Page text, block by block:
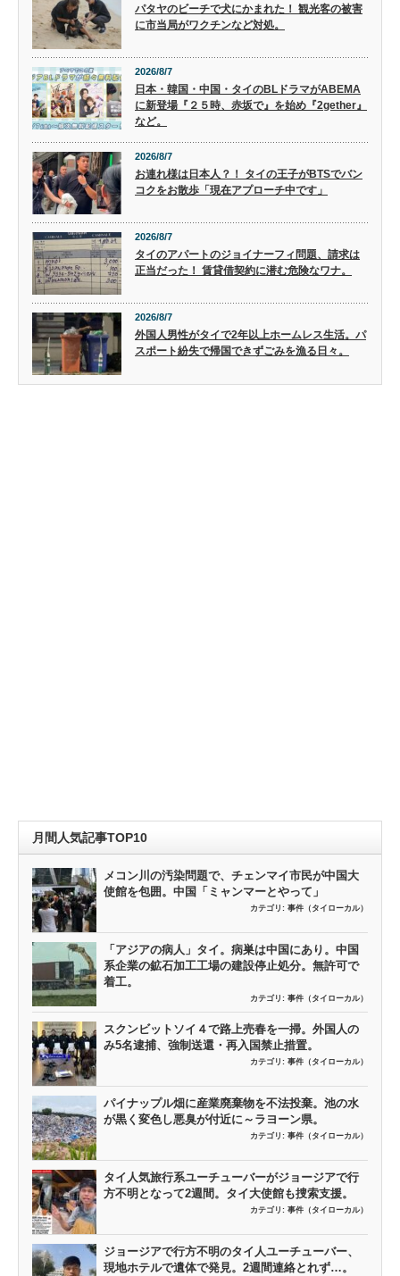
パタヤのビーチで犬にかまれた！ 観光客の被害
に市当局がワクチンなど対処。
2026/8/7
日本・韓国・中国・タイのBLドラマがABEMA
に新登場『２５時、赤坂で』を始め『2gether』
など。
2026/8/7
お連れ様は日本人？！ タイの王子がBTSでバン
コクをお散歩「現在アプローチ中です」
2026/8/7
タイのアパートのジョイナーフィ問題、請求は
正当だった！ 賃貸借契約に潜む危険なワナ。
2026/8/7
外国人男性がタイで2年以上ホームレス生活。パ
スポート紛失で帰国できずごみを漁る日々。
月間人気記事TOP10
メコン川の汚染問題で、チェンマイ市民が中国大
使館を包囲。中国「ミャンマーとやって」
カテゴリ: 事件（タイローカル）
「アジアの病人」タイ。病巣は中国にあり。中国
系企業の鉱石加工工場の建設停止処分。無許可で
着工。
カテゴリ: 事件（タイローカル）
スクンビットソイ４で路上売春を一掃。外国人の
み5名逮捕、強制送還・再入国禁止措置。
カテゴリ: 事件（タイローカル）
パイナップル畑に産業廃棄物を不法投棄。池の水
が黒く変色し悪臭が付近に～ラヨーン県。
カテゴリ: 事件（タイローカル）
タイ人気旅行系ユーチューバーがジョージアで行
方不明となって2週間。タイ大使館も捜索支援。
カテゴリ: 事件（タイローカル）
ジョージアで行方不明のタイ人ユーチューバー、
現地ホテルで遺体で発見。2週間連絡とれず…。